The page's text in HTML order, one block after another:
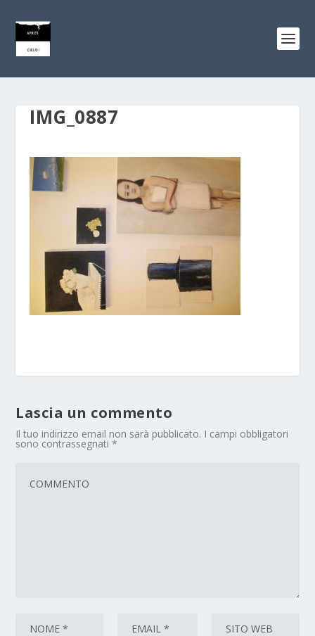
IMG_0887
Lascia un commento
Il tuo indirizzo email non sarà pubblicato. I campi obbligatori
sono contrassegnati*